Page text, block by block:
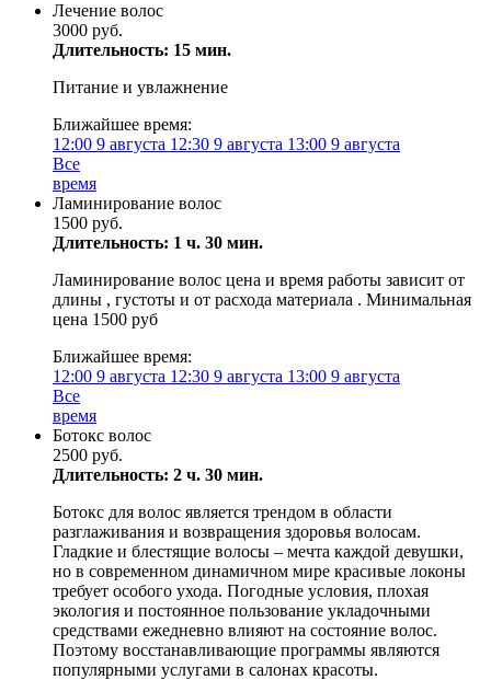
Лечение волос
3000 руб.
Длительность: 15 мин.
Питание и увлажнение
Ближайшее время:
12:00 9 августа 12:30 9 августа 13:00 9 августа
Все
время
Ламинирование волос
1500 руб.
Длительность: 1 ч. 30 мин.
Ламинирование волос цена и время работы зависит от
длины , густоты и от расхода материала . Минимальная
цена 1500 руб
Ближайшее время:
12:00 9 августа 12:30 9 августа 13:00 9 августа
Все
время
Ботокс волос
2500 руб.
Длительность: 2 ч. 30 мин.
Ботокс для волос является трендом в области
разглаживания и возвращения здоровья волосам.
Гладкие и блестящие волосы – мечта каждой девушки,
но в современном динамичном мире красивые локоны
требует особого ухода. Погодные условия, плохая
экология и постоянное пользование укладочными
средствами ежедневно влияют на состояние волос.
Поэтому восстанавливающие программы являются
популярными услугами в салонах красоты.